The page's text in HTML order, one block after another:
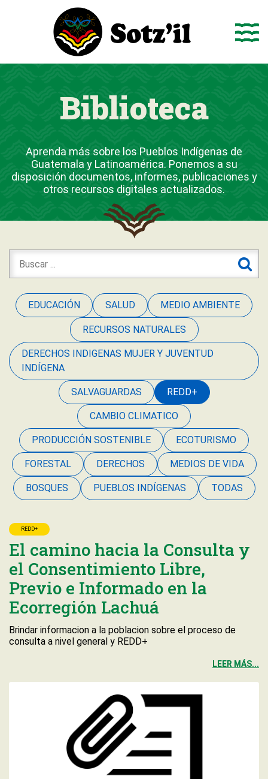
Biblioteca
Aprenda más sobre los Pueblos Indígenas de
Guatemala y Latinoamérica. Ponemos a su
disposición documentos, informes, publicaciones y
otros recursos digitales actualizados.
EDUCACIÓN SALUD MEDIO AMBIENTE
RECURSOS NATURALES
DERECHOS INDIGENAS MUJER Y JUVENTUD
INDÍGENA
SALVAGUARDAS REDD+
CAMBIO CLIMATICO
PRODUCCIÓN SOSTENIBLE ECOTURISMO
FORESTAL DERECHOS MEDIOS DE VIDA
BOSQUES PUEBLOS INDÍGENAS TODAS
REDD+
El camino hacia la Consulta y
el Consentimiento Libre,
Previo e Informado en la
Ecorregión Lachuá
Brindar informacion a la poblacion sobre el proceso de
consulta a nivel general y REDD+
LEER MÁS...